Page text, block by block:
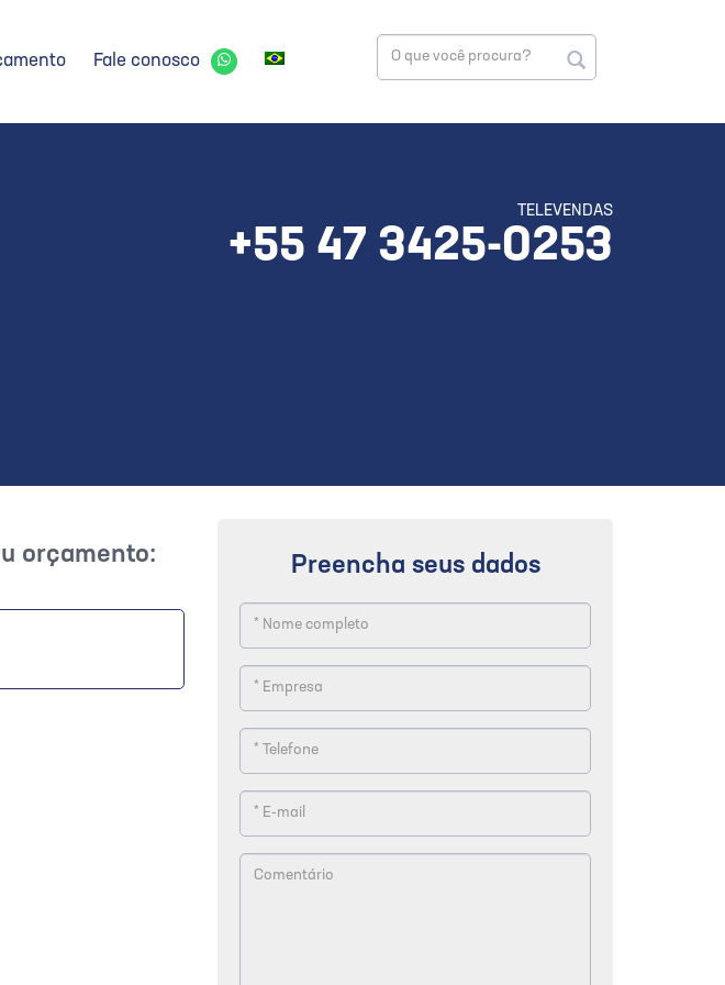
Fale conosco
TELEVENDAS
+55 47 3425-0253
orçamento: Preencha seus dados